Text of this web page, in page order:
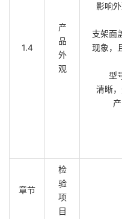
1.4
产
品
外
观
影响
支架面
现象，
型
清晰
章节
检
验
项
目